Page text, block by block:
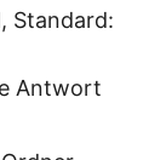
Standard:
Antwort